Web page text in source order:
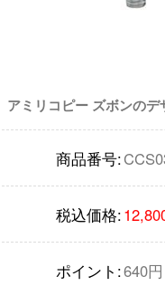
アミリコピー ズボンの
商品番号:
税込価格:
ポイント:640円